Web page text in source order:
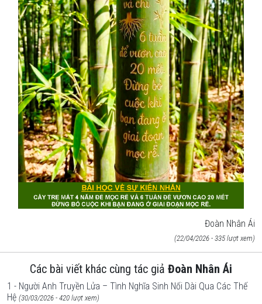
Đoàn Nhân Ái
(22/04/2026 - 335 lượt xem)
Các bài viết khác cùng tác giả Đoàn Nhân Ái
1 - Người Anh Truyền Lửa – Tình Nghĩa Sinh Nối Dài Qua Các Thế
Hệ (30/03/2026 - 420 lượt xem)